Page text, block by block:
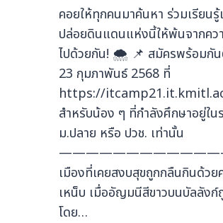
คอยให้ทุกคนมาค้นหา ร่วมเรียน
ปล่อยดินแดนแห่งนี้ให้พ้นจากคว
ไปด้วยกัน! 🌨 📌 สมัครพร้อมกั
23 กุมภาพันธ์ 2568 ที่
https://
สำหรับน้อง ๆ ที่กำลังศึกษาอยู่ใน
ม.ปลาย หรือ ปวช. เท่านั้น
เมืองที่เคยสงบสุขถูกกลืนกินด้วย
เหน็บ เมื่ออัญมนีสีขาวบนบัลลังก์
โดย…